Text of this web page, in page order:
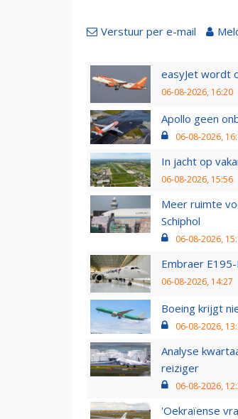
Verstuur per e-mail
easyJet wordt
06-08-2026, 16:20
Apollo geen
06-08-2026,
In jacht op
06-08-2026, 15:56
Meer ruimte
Schiphol
06-08-2026,
Embraer
06-08-2026, 14:27
Boeing krijgt
06-08-2026,
Analyse
reiziger
06-08-2026,
'Oekraïense